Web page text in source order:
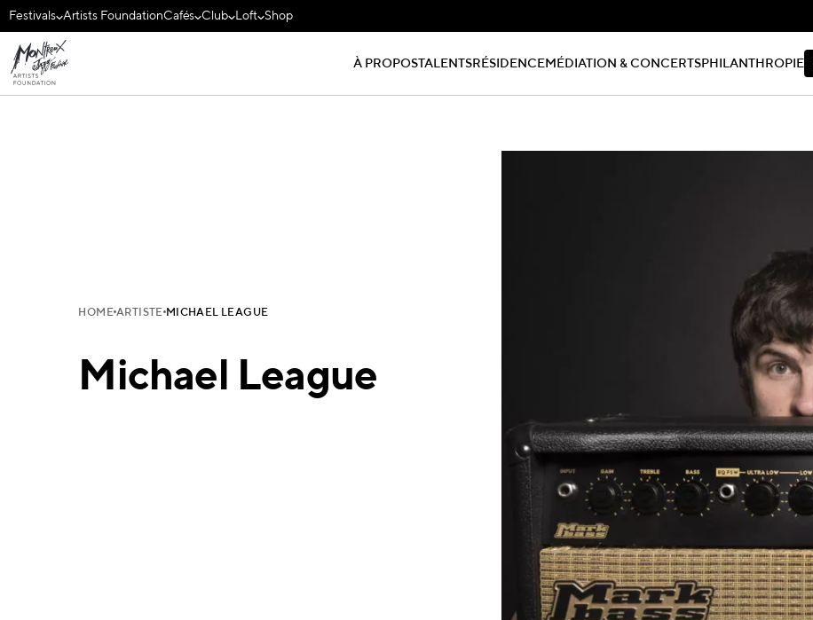
Festivals Artists FoundationCafés Club Loft Shop
À PROPOSTALENTSRÉSIDENCEMÉDIATION & CONCERTSPHILANTHROPIE
HOME ARTISTE MICHAEL LEAGUE
Michael League